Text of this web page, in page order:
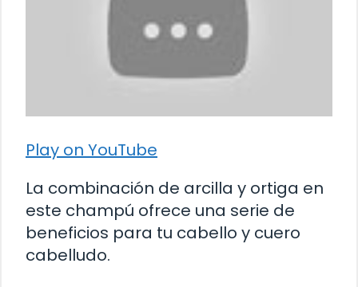
Play on YouTube
La combinación de arcilla y ortiga en
este champú ofrece una serie de
beneficios para tu cabello y cuero
cabelludo.